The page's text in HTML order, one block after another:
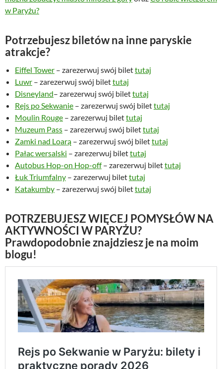
w Paryżu?
Potrzebujesz biletów na inne paryskie
atrakcje?
Eiffel Tower – zarezerwuj swój bilettutaj
Luwr – zarezerwuj swój bilettutaj
Disneyland– zarezerwuj swój bilettutaj
Rejs po Sekwanie – zarezerwuj swój bilettutaj
Moulin Rouge – zarezerwuj bilettutaj
Muzeum Pass – zarezerwuj swój bilettutaj
Zamki nad Loarą – zarezerwuj swój bilettutaj
Pałac wersalski – zarezerwuj bilettutaj
Autobus Hop-on Hop-off– zarezerwuj bilettutaj
Łuk Triumfalny – zarezerwuj bilettutaj
Katakumby – zarezerwuj swój bilettutaj
POTRZEBUJESZ WIĘCEJ POMYSŁÓW NA
AKTYWNOŚCI W PARYŻU?
Prawdopodobnie znajdziesz je na moim
blogu!